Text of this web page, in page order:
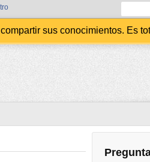
sus conocimientos. Es